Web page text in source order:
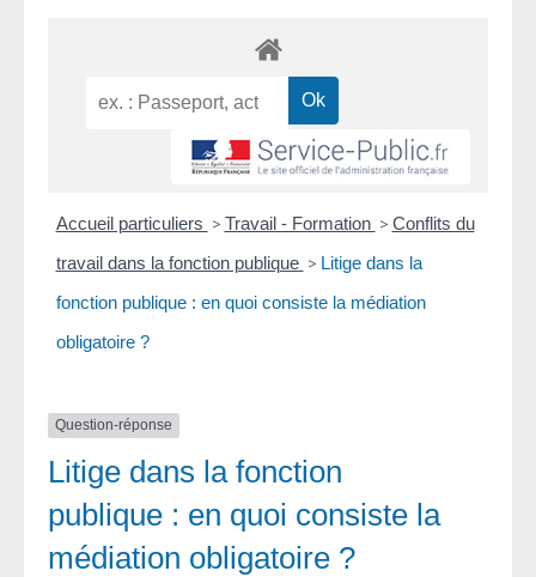
Accueil particuliers > Travail - Formation > Conflits du
travail dans la fonction publique > Litige dans la
fonction publique : en quoi consiste la médiation
obligatoire ?
Question-réponse
Litige dans la fonction
publique : en quoi consiste la
médiation obligatoire ?